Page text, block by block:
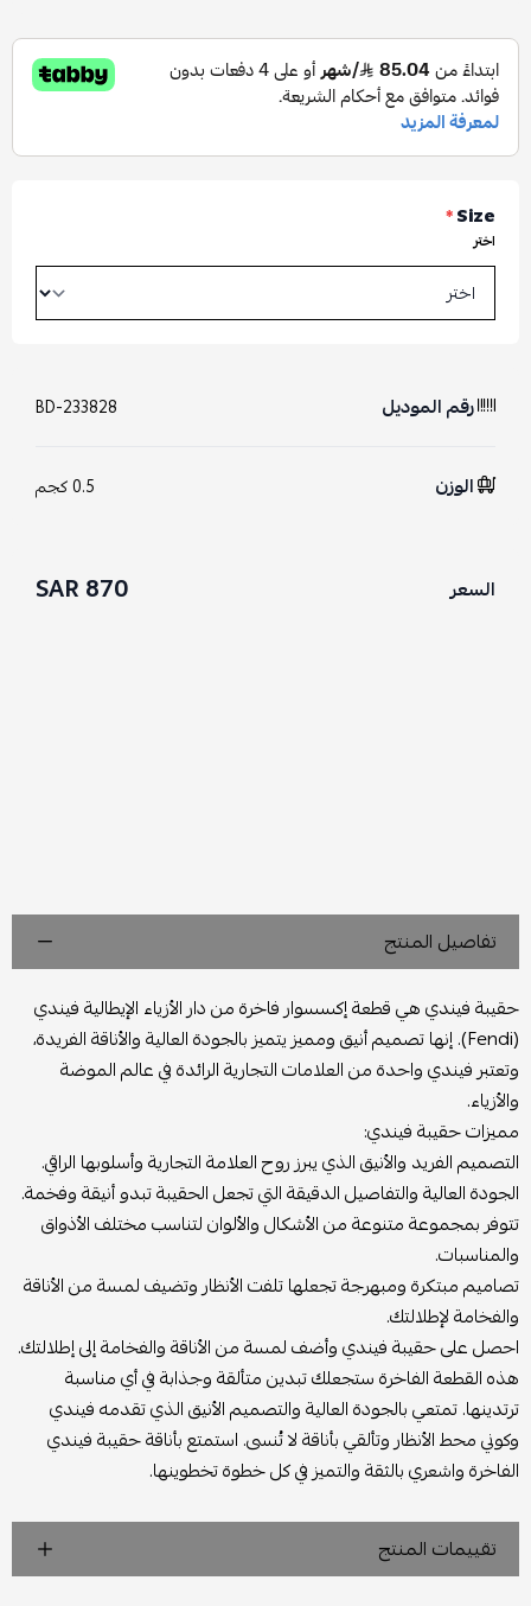
Size
*
اختر
رقم الموديل BD-233828
الوزن 0.5 كجم
السعر 870 SAR
تفاصيل المنتج
حقيبة فيندي هي قطعة إكسسوار فاخرة من دار الأزياء الإيطالية فيندي
(Fendi). إنها تصميم أنيق ومميز يتميز بالجودة العالية والأناقة الفريدة،
وتعتبر فيندي واحدة من العلامات التجارية الرائدة في عالم الموضة
والأزياء.
مميزات حقيبة فيندي:
التصميم الفريد والأنيق الذي يبرز روح العلامة التجارية وأسلوبها الراقي.
الجودة العالية والتفاصيل الدقيقة التي تجعل الحقيبة تبدو أنيقة وفخمة.
تتوفر بمجموعة متنوعة من الأشكال والألوان لتناسب مختلف الأذواق
والمناسبات.
تصاميم مبتكرة ومبهرجة تجعلها تلفت الأنظار وتضيف لمسة من الأناقة
والفخامة لإطلالتك.
احصل على حقيبة فيندي وأضف لمسة من الأناقة والفخامة إلى إطلالتك.
هذه القطعة الفاخرة ستجعلك تبدين متألقة وجذابة في أي مناسبة
ترتدينها. تمتعي بالجودة العالية والتصميم الأنيق الذي تقدمه فيندي
وكوني محط الأنظار وتألقي بأناقة لا تُنسى. استمتع بأناقة حقيبة فيندي
الفاخرة واشعري بالثقة والتميز في كل خطوة تخطوينها.
تقييمات المنتج